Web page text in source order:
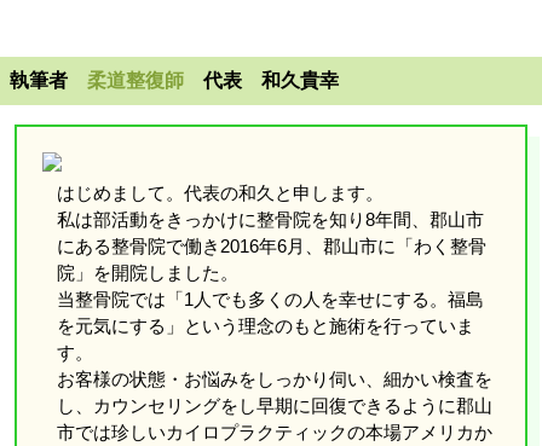
執筆者 柔道整復師 代表 和久貴幸
はじめまして。代表の和久と申します。
私は部活動をきっかけに整骨院を知り8年間、郡山市
にある整骨院で働き2016年6月、郡山市に「わく整骨
院」を開院しました。
当整骨院では「1人でも多くの人を幸せにする。福島
を元気にする」という理念のもと施術を行っていま
す。
お客様の状態・お悩みをしっかり伺い、細かい検査を
し、カウンセリングをし早期に回復できるように郡山
市では珍しいカイロプラクティックの本場アメリカか